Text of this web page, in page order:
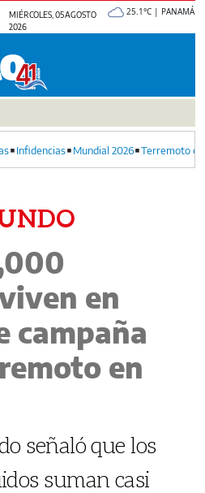
MIÉRCOLES, 05 AGOSTO
2026
25.1°C | PANAMÁ
Infidencias Mundial 2026 Terremoto
en
campaña
en
señaló que los
suman casi